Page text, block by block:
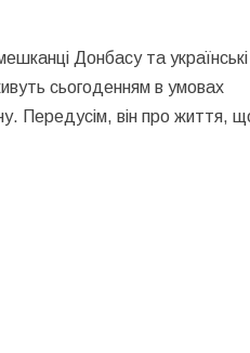
Донбасу та українські
сьогоденням в умовах
Передусім, він про життя,